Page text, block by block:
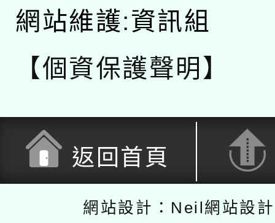
網站維護:資訊組
【個資保護聲明】
返回首頁
網站設計：Neil網站設